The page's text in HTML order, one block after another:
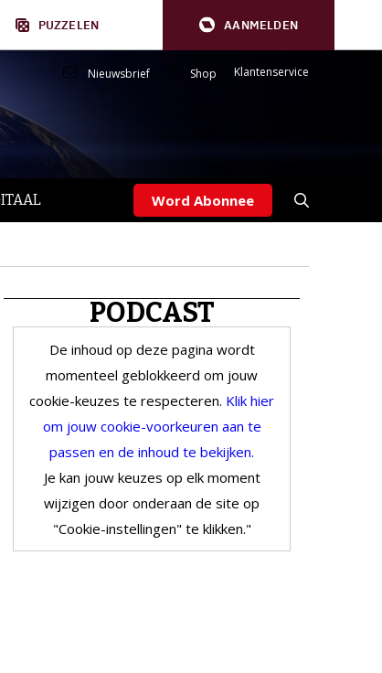
PUZZELEN AANMELDEN
Nieuwsbrief Shop Klantenservice
Word Abonnee
PODCAST
De inhoud op deze pagina wordt
momenteel geblokkeerd om jouw
cookie-keuzes te respecteren. Klik hier
om jouw cookie-voorkeuren aan te
passen en de inhoud te bekijken.
Je kan jouw keuzes op elk moment
wijzigen door onderaan de site op
"Cookie-instellingen" te klikken."